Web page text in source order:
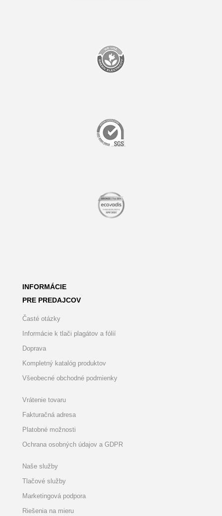
INFORMÁCIE
PRE PREDAJCOV
Časté otázky
Informácie k tlači plagátov a fólií
Doprava
Kompletný katalóg produktov
Všeobecné obchodné podmienky
Vrátenie tovaru
Fakturačná adresa
Platobné možnosti
Ochrana osobných údajov a GDPR
Naše služby
Tlačové služby
Marketingová podpora
Riešenia na mieru